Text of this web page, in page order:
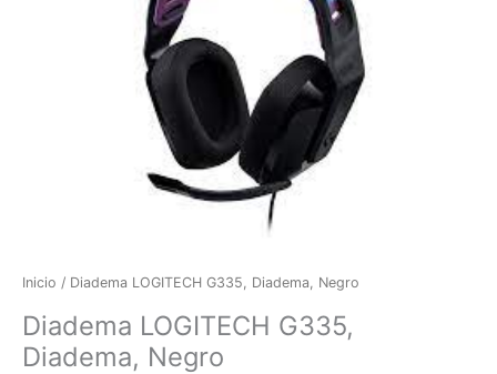
Inicio / Diadema LOGITECH G335, Diadema, Negro
Diadema LOGITECH G335,
Diadema, Negro